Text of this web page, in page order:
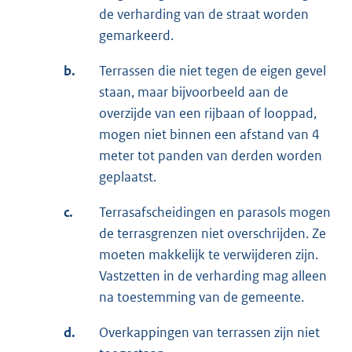
de verharding van de straat worden
gemarkeerd.
b.
Terrassen die niet tegen de eigen gevel
staan, maar bijvoorbeeld aan de
overzijde van een rijbaan of looppad,
mogen niet binnen een afstand van 4
meter tot panden van derden worden
geplaatst.
c.
Terrasafscheidingen en parasols mogen
de terrasgrenzen niet overschrijden. Ze
moeten makkelijk te verwijderen zijn.
Vastzetten in de verharding mag alleen
na toestemming van de gemeente.
d.
Overkappingen van terrassen zijn niet